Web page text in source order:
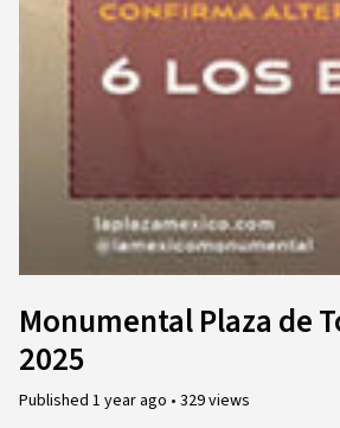
Monumental Plaza de
2025
Published 1 year ago • 329 views